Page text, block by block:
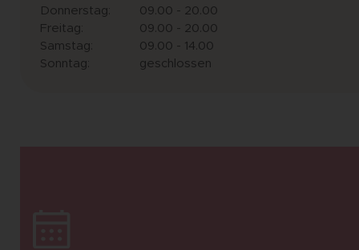
Donnerstag:
09.00 - 20.00
Freitag:
09.00 - 20.00
Samstag:
09.00 - 14.00
Sonntag:
geschlossen